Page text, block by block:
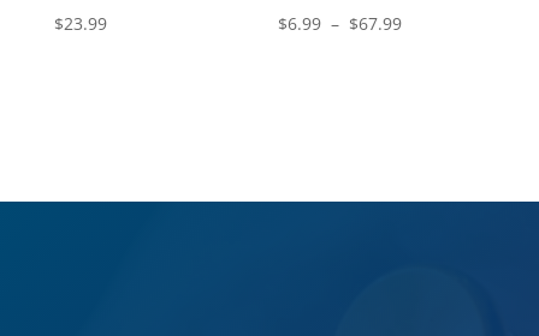
$23.99 $6.99 – $67.99Plage